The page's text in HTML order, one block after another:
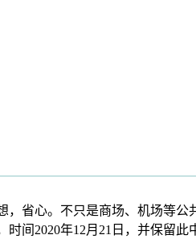
心。不只是商场、机场等公
间2020年12月21日，并保留